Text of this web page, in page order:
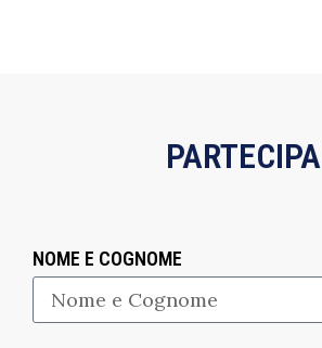
PARTECIPA
NOME E COGNOME